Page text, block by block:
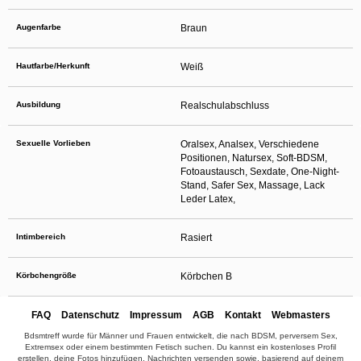
Augenfarbe Braun
Hautfarbe/Herkunft Weiß
Ausbildung Realschulabschluss
Sexuelle Vorlieben
Oralsex, Analsex, Verschiedene
Positionen, Natursex, Soft-BDSM,
Fotoaustausch, Sexdate, One-Night-
Stand, Safer Sex, Massage, Lack
Leder Latex,
Intimbereich Rasiert
Körbchengröße Körbchen B
FAQ Datenschutz Impressum AGB Kontakt Webmasters
Bdsmtreff wurde für Männer und Frauen entwickelt, die nach BDSM, perversem Sex,
Extremsex oder einem bestimmten Fetisch suchen. Du kannst ein kostenloses Profil
erstellen, deine Fotos hinzufügen, Nachrichten versenden sowie, basierend auf deinem